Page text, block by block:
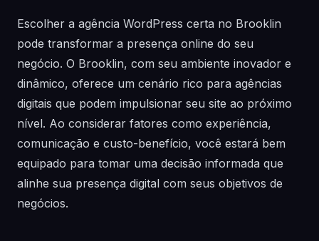
Escolher a agência WordPress certa no Brooklin
pode transformar a presença online do seu
negócio. O Brooklin, com seu ambiente inovador e
dinâmico, oferece um cenário rico para agências
digitais que podem impulsionar seu site ao próximo
nível. Ao considerar fatores como experiência,
comunicação e custo-benefício, você estará bem
equipado para tomar uma decisão informada que
alinhe sua presença digital com seus objetivos de
negócios.